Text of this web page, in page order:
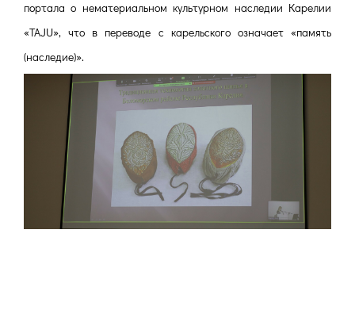
портала о нематериальном культурном наследии Карелии
«TAJU», что в переводе с карельского означает «память
(наследие)».